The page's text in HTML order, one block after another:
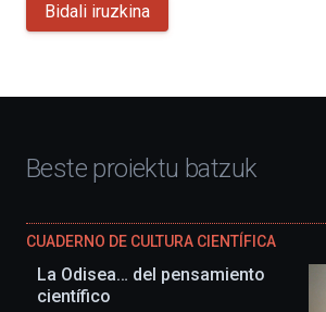
Bidali iruzkina
Beste proiektu batzuk
CUADERNO DE CULTURA CIENTÍFICA
La Odisea… del pensamiento
científico